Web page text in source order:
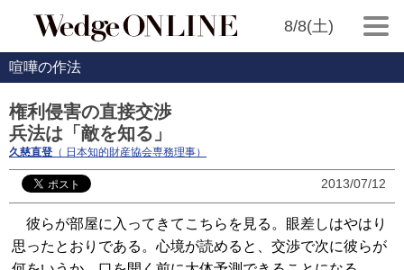
8/8(土)
喧嘩の作法
権利侵害の直接交渉
兵法は「敵を知る」
久慈直登 （ 日本知的財産協会専務理事）
2013/07/12
彼らが部屋に入ってきてこちらを見る。眼差しはやはり
思ったとおりである。心境が読めると、交渉で次に彼らが